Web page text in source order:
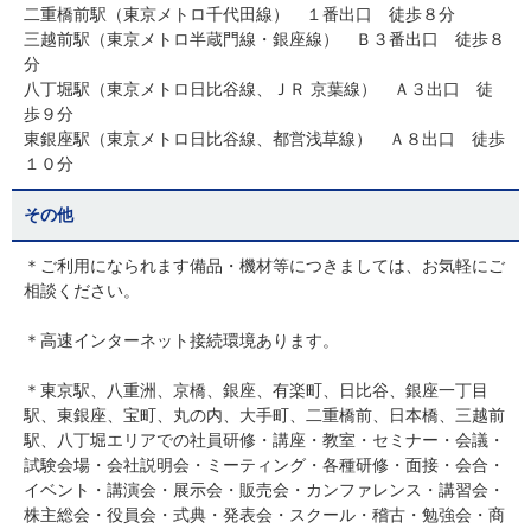
二重橋前駅（東京メトロ千代田線） １番出口 徒歩８分
三越前駅（東京メトロ半蔵門線・銀座線） Ｂ３番出口 徒歩８
分
八丁堀駅（東京メトロ日比谷線、ＪＲ 京葉線） Ａ３出口 徒
歩９分
東銀座駅（東京メトロ日比谷線、都営浅草線） Ａ８出口 徒歩
１０分
その他
＊ご利用になられます備品・機材等につきましては、お気軽にご
相談ください。
＊高速インターネット接続環境あります。
＊東京駅、八重洲、京橋、銀座、有楽町、日比谷、銀座一丁目
駅、東銀座、宝町、丸の内、大手町、二重橋前、日本橋、三越前
駅、八丁堀エリアでの社員研修・講座・教室・セミナー・会議・
試験会場・会社説明会・ミーティング・各種研修・面接・会合・
イベント・講演会・展示会・販売会・カンファレンス・講習会・
株主総会・役員会・式典・発表会・スクール・稽古・勉強会・商